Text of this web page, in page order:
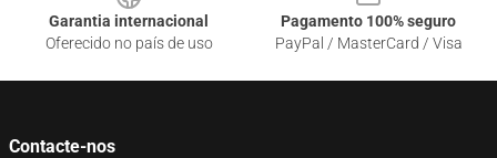
Garantia internacional
Oferecido no país de uso
Pagamento 100% seguro
PayPal / MasterCard / Visa
Contacte-nos